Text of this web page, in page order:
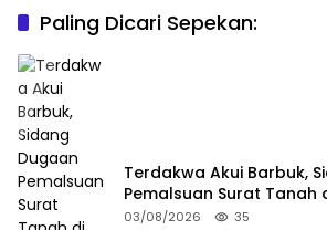
Paling Dicari Sepekan:
Terdakwa Akui Barbuk,
Pemalsuan Surat Tanah
Berlanjut Tuntutan JPU
03/08/2026 35